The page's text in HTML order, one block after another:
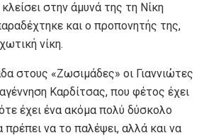
στην άμυνά της τη Νίκη
και ο προπονητής της,
νίκη.
στους «Ζωσιμάδες» οι Γιαννιώτες
Καρδίτσας, που φέτος έχει
έχει ένα ακόμα πολύ δύσκολο
πρέπει να το παλέψει, αλλά και να